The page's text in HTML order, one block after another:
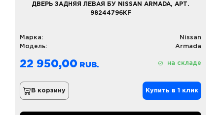
ДВЕРЬ ЗАДНЯЯ ЛЕВАЯ БУ NISSAN ARMADA, АРТ.
98244796KF
Марка:
Nissan
Модель:
Armada
22 950,00 на складе
В корзину Купить в 1 клик